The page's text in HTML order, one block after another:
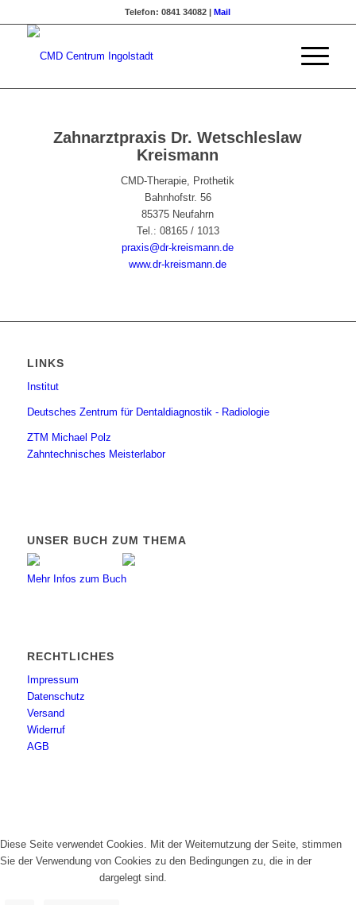
Telefon: 0841 34082 |Mail
Zahnarztpraxis Dr. Wetschleslaw
Kreismann
CMD-Therapie, Prothetik
Bahnhofstr. 56
85375 Neufahrn
Tel.: 08165 / 1013
praxis@dr-kreismann.de
www.dr-kreismann.de
LINKS
Institut
Deutsches Zentrum für Dentaldiagnostik - Radiologie
ZTM Michael Polz
Zahntechnisches Meisterlabor
UNSER BUCH ZUM THEMA
Mehr Infos zum Buch
RECHTLICHES
Impressum
Datenschutz
Versand
Widerruf
AGB
Diese Seite verwendet Cookies. Mit der Weiternutzung der Seite, stimmen
Sie der Verwendung von Cookies zu den Bedingungen zu, die in der
dargelegt sind.